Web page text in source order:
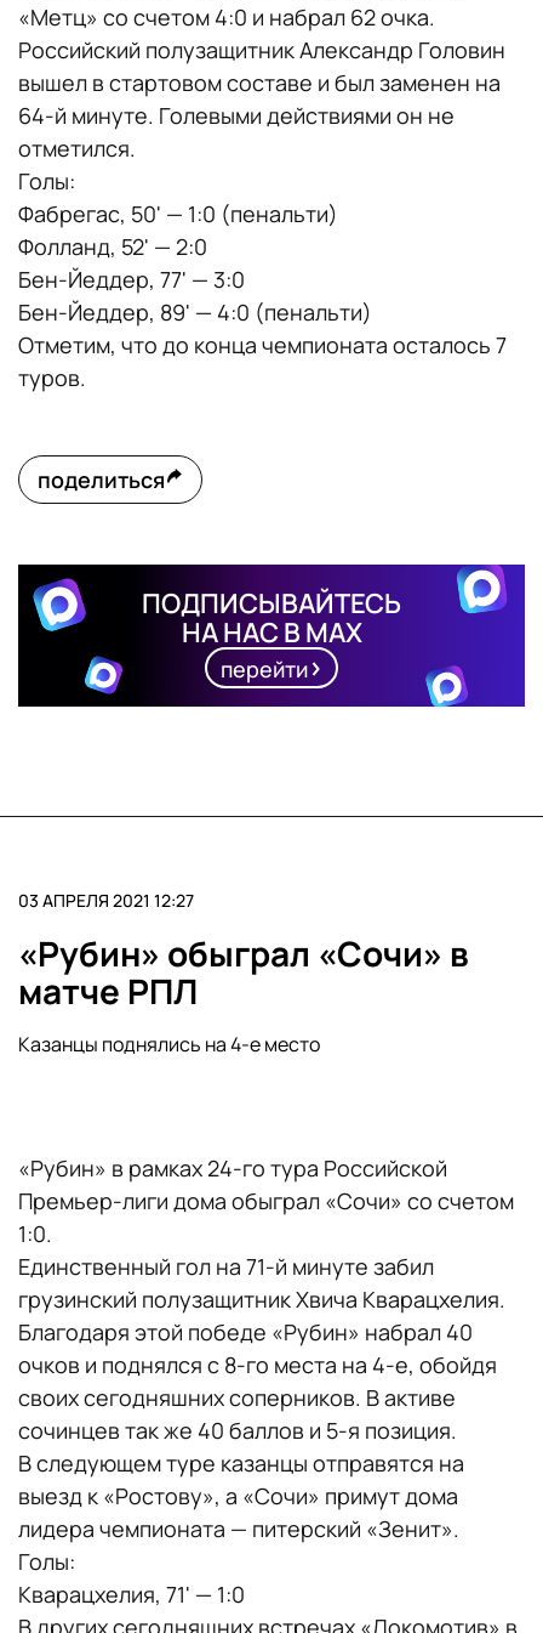
«Метц» со счетом 4:0 и набрал 62 очка.
Российский полузащитник Александр Головин
вышел в стартовом составе и был заменен на
64-й минуте. Голевыми действиями он не
отметился.
Голы:
Фабрегас, 50' — 1:0 (пенальти)
Фолланд, 52' — 2:0
Бен-Йеддер, 77' — 3:0
Бен-Йеддер, 89' — 4:0 (пенальти)
Отметим, что до конца чемпионата осталось 7
туров.
поделиться
ПОДПИСЫВАЙТЕСЬ
НА НАС В MAX
перейти
03 АПРЕЛЯ 2021 12:27
«Рубин» обыграл «Сочи» в
матче РПЛ
Казанцы поднялись на 4-е место
«Рубин» в рамках 24-го тура Российской
Премьер-лиги дома обыграл «Сочи» со счетом
1:0.
Единственный гол на 71-й минуте забил
грузинский полузащитник Хвича Кварацхелия.
Благодаря этой победе «Рубин» набрал 40
очков и поднялся с 8-го места на 4-е, обойдя
своих сегодняшних соперников. В активе
сочинцев так же 40 баллов и 5-я позиция.
В следующем туре казанцы отправятся на
выезд к «Ростову», а «Сочи» примут дома
лидера чемпионата — питерский «Зенит».
Голы:
Кварацхелия, 71' — 1:0
В других сегодняшних встречах «Локомотив» в